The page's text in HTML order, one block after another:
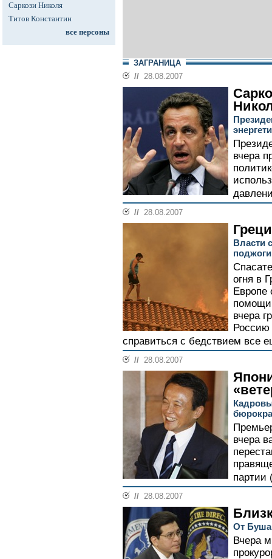
Саркози Николя
Титов Константин
все персоны
ЗАГРАНИЦА
// 28.08.2007
вчера
// 28.08.2007
Власти
огня в
Европе
помощи
вчера
Россию
справиться с бедствием все
// 28.08.2007
вчера
// 28.08.2007
От Буша
Вчера